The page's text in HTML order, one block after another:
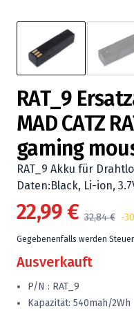
RAT_9
MAD CATZ
gaming
RAT_9 Akku für
Daten:Black, Li-ion,
22,99 € 32,84 € -
Gegebenenfalls werden
Ausverkauft
P/N : RAT_9
Kapazität: 540mah/2Wh